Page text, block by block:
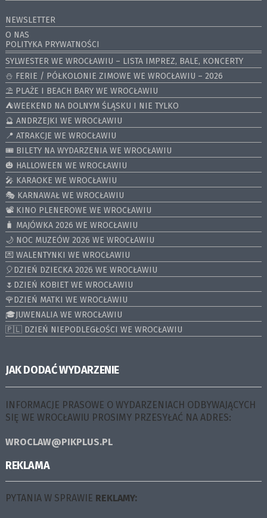
NEWSLETTER
O NAS
POLITYKA PRYWATNOŚCI
SYLWESTER WE WROCŁAWIU – LISTA IMPREZ, BALE, KONCERTY
⛄️ FERIE / PÓŁKOLONIE ZIMOWE WE WROCŁAWIU – 2026
⛱️ PLAŻE I BEACH BARY WE WROCŁAWIU
⛺️WEEKEND NA DOLNYM ŚLĄSKU I NIE TYLKO
🔮 ANDRZEJKI WE WROCŁAWIU
📍 ATRAKCJE WE WROCŁAWIU
🎟️ BILETY NA WYDARZENIA WE WROCŁAWIU
🎃 HALLOWEEN WE WROCŁAWIU
🎤 KARAOKE WE WROCŁAWIU
🎭 KARNAWAŁ WE WROCŁAWIU
📽️ KINO PLENEROWE WE WROCŁAWIU
🧳 MAJÓWKA 2026 WE WROCŁAWIU
🌙 NOC MUZEÓW 2026 WE WROCŁAWIU
💌 WALENTYNKI WE WROCŁAWIU
🎈DZIEŃ DZIECKA 2026 WE WROCŁAWIU
🌷DZIEŃ KOBIET WE WROCŁAWIU
🌹DZIEŃ MATKI WE WROCŁAWIU
🎓JUWENALIA WE WROCŁAWIU
🇵🇱 DZIEŃ NIEPODLEGŁOŚCI WE WROCŁAWIU
JAK DODAĆ WYDARZENIE
INFORMACJE PRASOWE O WYDARZENIACH ODBYWAJĄCYCH
SIĘ WE WROCŁAWIU PROSIMY PRZESYŁAĆ NA ADRES:
WROCLAW@PIKPLUS.PL
REKLAMA
PYTANIA W SPRAWIE REKLAMY: